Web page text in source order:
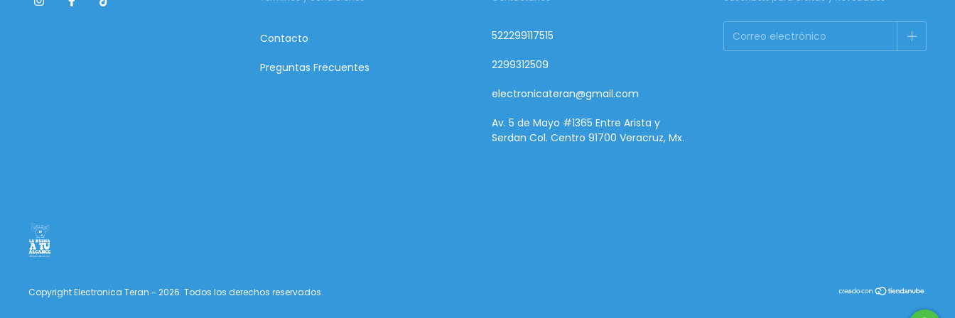
Contacto
Preguntas Frecuentes
522299117515
2299312509
electronicateran@gmail.com
Av. 5 de Mayo #1365 Entre Arista y
Serdan Col. Centro 91700 Veracruz, Mx.
Copyright Electronica Teran - 2026. Todos los derechos reservados.